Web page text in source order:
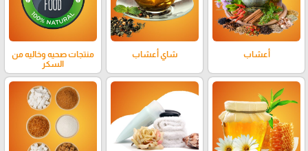
أعشاب شاي أعشاب
منتجات صحيه وخاليه من
السكر